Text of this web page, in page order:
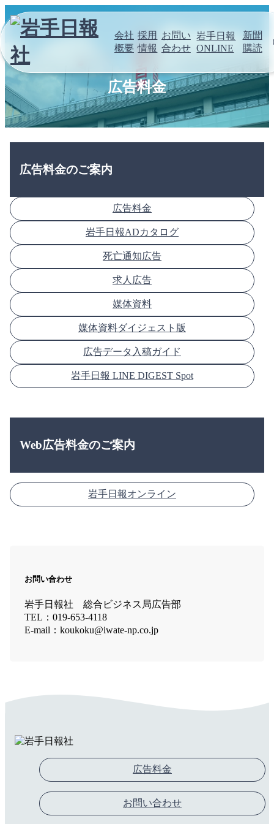
会社
概要
採用
情報
お問い
合わせ
岩手日報
ONLINE
新聞
購読
広告料金
広告料金のご案内
広告料金
岩手日報ADカタログ
死亡通知広告
求人広告
媒体資料
媒体資料ダイジェスト版
広告データ入稿ガイド
岩手日報 LINE DIGEST Spot
Web広告料金のご案内
岩手日報オンライン
お問い合わせ
岩手日報社 総合ビジネス局広告部
TEL：019-653-4118
E-mail：koukoku@iwate-np.co.jp
広告料金
お問い合わせ